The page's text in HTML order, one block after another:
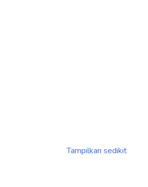
Tampilkan sedikit